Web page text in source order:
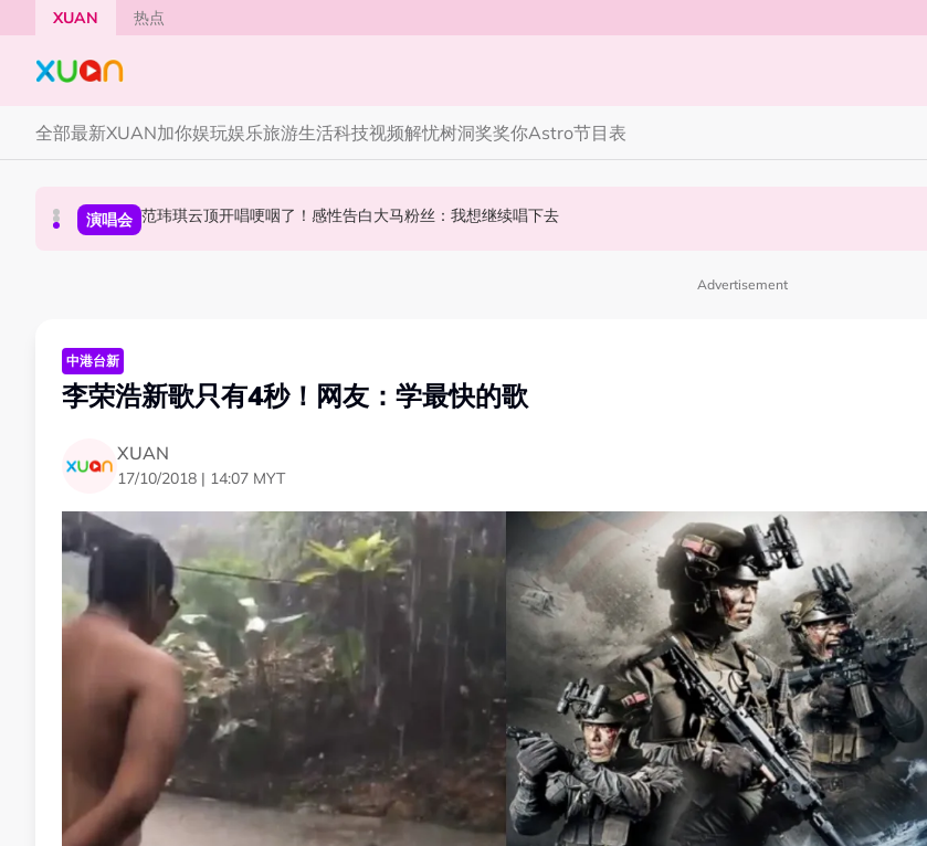
Skip to main content
XUAN 热点
全部最新XUAN加你娱玩娱乐旅游生活科技视频解忧树洞奖奖你Astro节目表
中港台新 陈土豆玩梗《下一站幸福》！同框阿信、吴建豪上演“光晞不能捐”桥段
演唱会 范玮琪云顶开唱哽咽了！感性告白大马粉丝：我想继续唱下去
中港台新 《披荆斩棘2026》正式官宣全阵容！余文乐、刘畊宏、孙楠都来了
Advertisement
中港台新
李荣浩新歌只有4秒！网友：学最快的歌
XUAN
17/10/2018 | 14:07 MYT